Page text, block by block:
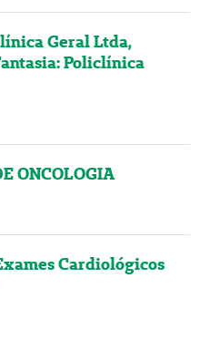
Geral Ltda,
Policlínica
ONCOLOGIA
Cardiológicos